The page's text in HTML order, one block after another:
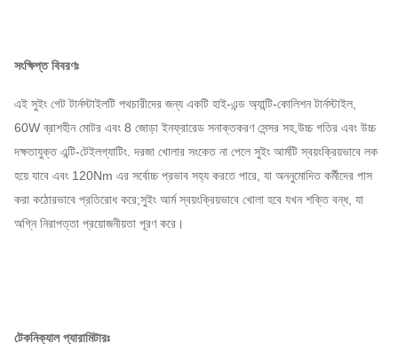
সংক্ষিপ্ত বিবরণঃ
এই সুইং গেট টার্নস্টাইলটি পথচারীদের জন্য একটি হাই-এন্ড অ্যান্টি-কোলিশন টার্নস্টাইল,
60W ব্রাশহীন মোটর এবং 8 জোড়া ইনফ্রারেড সনাক্তকরণ সেন্সর সহ,উচ্চ গতির এবং উচ্চ
দক্ষতাযুক্ত এন্টি-টেইলগ্যাটিং. দরজা খোলার সংকেত না পেলে সুইং আর্মটি স্বয়ংক্রিয়ভাবে লক
হয়ে যাবে এবং 120Nm এর সর্বোচ্চ প্রভাব সহ্য করতে পারে, যা অননুমোদিত কর্মীদের পাস
করা কঠোরভাবে প্রতিরোধ করে;সুইং আর্ম স্বয়ংক্রিয়ভাবে খোলা হবে যখন শক্তি বন্ধ, যা
অগ্নি নিরাপত্তা প্রয়োজনীয়তা পূরণ করে।
টেকনিক্যাল প্যারামিটারঃ